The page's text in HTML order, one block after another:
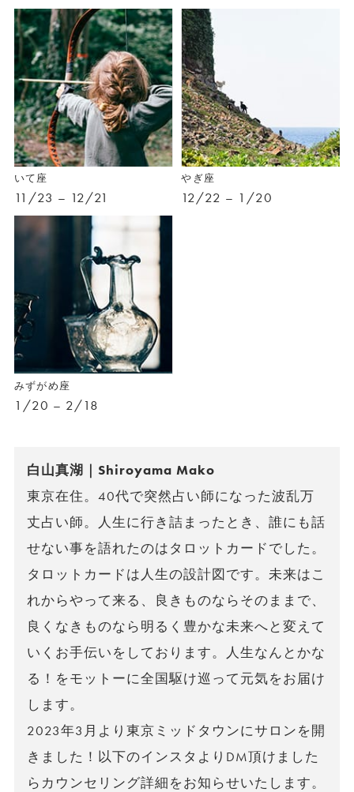
いて座
11/23 – 12/21
やぎ座
12/22 – 1/20
みずがめ座
1/20 – 2/18
白山真湖｜Shiroyama Mako
東京在住。40代で突然占い師になった波乱万
丈占い師。人生に行き詰まったとき、誰にも話
せない事を語れたのはタロットカードでした。
タロットカードは人生の設計図です。未来はこ
れからやって来る、良きものならそのままで、
良くなきものなら明るく豊かな未来へと変えて
いくお手伝いをしております。人生なんとかな
る！をモットーに全国駆け巡って元気をお届け
します。
2023年3月より東京ミッドタウンにサロンを開
きました！以下のインスタよりDM頂けました
らカウンセリング詳細をお知らせいたします。